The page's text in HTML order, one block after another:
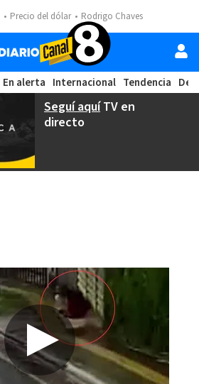
Precio del dólar Rodrigo Chaves
En alerta Internacional Tendencia
Seguí aquíTV en
directo